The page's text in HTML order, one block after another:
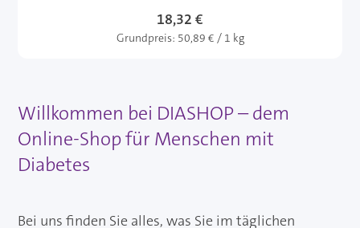
18,32 €
Grundpreis: 50,89 € / 1 kg
Willkommen bei DIASHOP – dem
Online-Shop für Menschen mit
Diabetes
Bei uns finden Sie alles, was Sie im täglichen